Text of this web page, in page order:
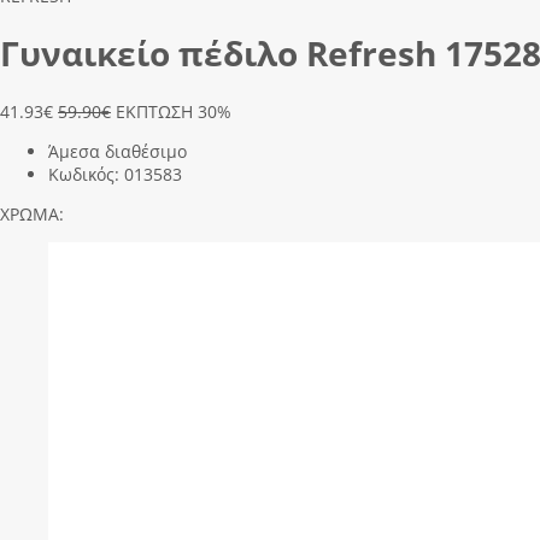
Γυναικείο πέδιλο Refresh
41.93€ 59.90€ ΕΚΠΤΩΣΗ 30%
Άμεσα διαθέσιμο
Κωδικός: 013583
ΧΡΩΜΑ: